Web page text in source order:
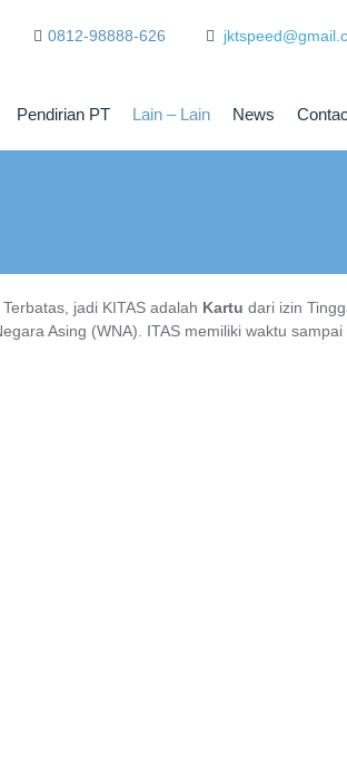
0812-98888-626
Pendirian PT Lain – Lain News
jadi KITAS adalah Kartu dari izin
Asing (WNA). ITAS memiliki waktu sampai